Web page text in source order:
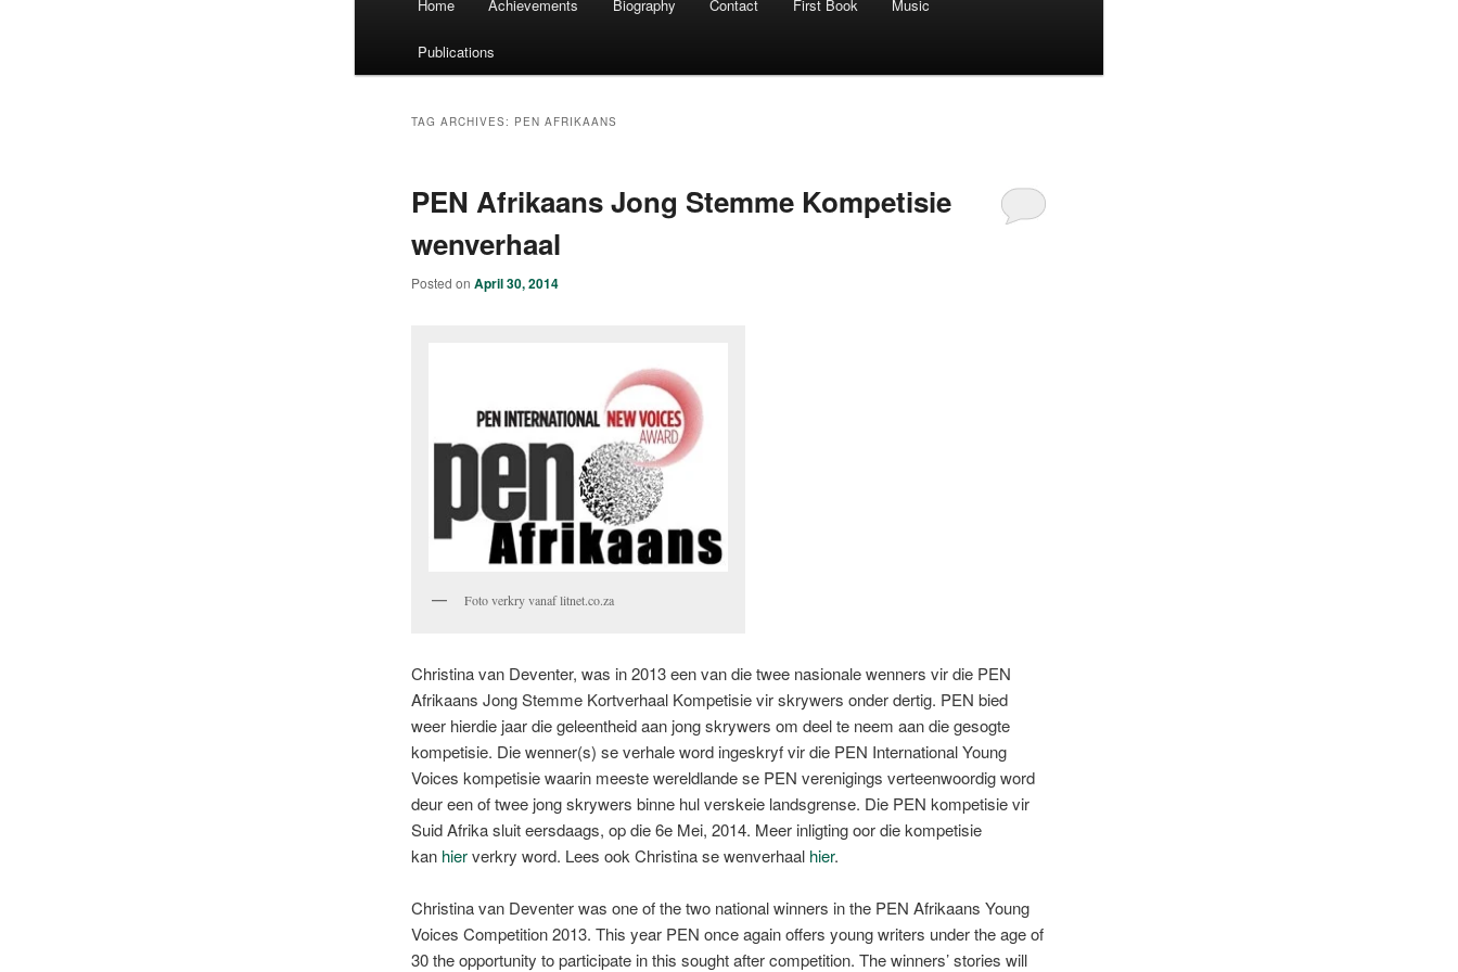
Home Achievements Biography Contact First Book Music
Publications
TAG ARCHIVES: PEN AFRIKAANS
PEN Afrikaans Jong Stemme Kompetisie
wenverhaal
Posted onApril 30, 2014
Foto verkry vanaf litnet.co.za
Christina van Deventer, was in 2013 een van die twee nasionale wenners vir die PEN
Afrikaans Jong Stemme Kortverhaal Kompetisie vir skrywers onder dertig. PEN bied
weer hierdie jaar die geleentheid aan jong skrywers om deel te neem aan die gesogte
kompetisie. Die wenner(s) se verhale word ingeskryf vir die PEN International Young
Voices kompetisie waarin meeste wereldlande se PEN verenigings verteenwoordig word
deur een of twee jong skrywers binne hul verskeie landsgrense. Die PEN kompetisie vir
Suid Afrika sluit eersdaags, op die 6e Mei, 2014. Meer inligting oor die kompetisie
kan hierverkry word. Lees ook Christina se wenverhaal hier.
Christina van Deventer was one of the two national winners in the PEN Afrikaans Young
Voices Competition 2013. This year PEN once again offers young writers under the age of
30 the opportunity to participate in this sought after competition. The winners’ stories will